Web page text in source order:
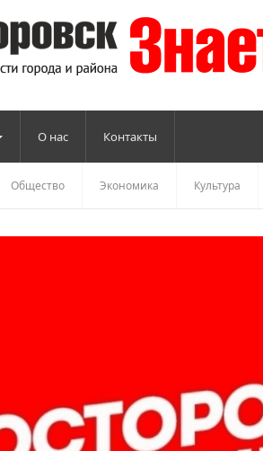
О нас Контакты
Общество Экономика Культура